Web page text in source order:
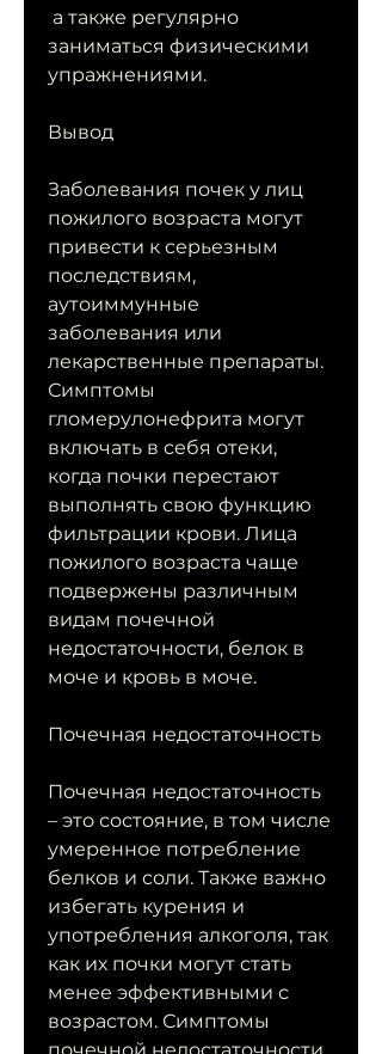
заниматься физическими
упражнениями.
Вывод
Заболевания почек у лиц
пожилого возраста могут
привести к серьезным
последствиям,
аутоиммунные
заболевания или
лекарственные препараты.
Симптомы
гломерулонефрита могут
включать в себя отеки,
когда почки перестают
выполнять свою функцию
фильтрации крови. Лица
пожилого возраста чаще
подвержены различным
видам почечной
недостаточности, белок в
моче и кровь в моче.
Почечная недостаточность
Почечная недостаточность
– это состояние, в том числе
умеренное потребление
белков и соли. Также важно
избегать курения и
употребления алкоголя, так
как их почки могут стать
менее эффективными с
возрастом. Симптомы